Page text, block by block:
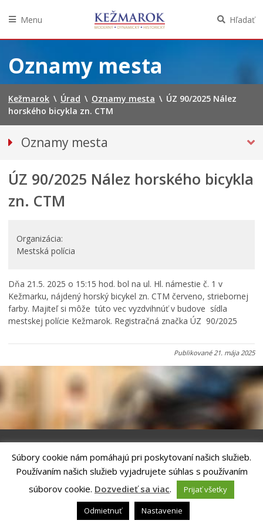
obsah
Menu Hľadať
Oznamy mesta
Kežmarok \ Úrad \ Oznamy mesta \ ÚZ 90/2025 Nález
horského bicykla zn. CTM
Oznamy mesta
BEZPEČNOSŤ
STRATY A NÁLEZY
Kultúra, šport a propagácia
Rodina, život, bývanie
Školstvo
Stavby, prenájmy a pozemky
Zamestnanie v samospráve
ÚZ 90/2025 Nález horského bicykla
zn. CTM
Organizácia
Mestská polícia
Dňa 21.5. 2025 o 15:15 hod. bol na ul. Hl. námestie č. 1 v
Kežmarku, nájdený horský bicykel zn. CTM červeno, striebornej
farby. Majiteľ si môže túto vec vyzdvihnúť v budove sídla
mestskej polície Kežmarok. Registračná značka ÚZ 90/2025
Publikované21. mája 2025
Riešenie ANTIK SMART CITY
| Technický prevádzkovateľ – MVI
Technology, s.r.o.
Správca webového sídla: Mesto Kežmarok, Hlavné námestie, 060 01
Kežmarok, tel.: +421524660111
podatelna@kezmarok.sk,|Vyhlásenie o prístupnosti
Ochrana osobných údajov
Súbory cookie nám pomáhajú pri poskytovaní našich služieb.
Používaním našich služieb vyjadrujete súhlas s používaním
súborov cookie. Dozvedieť sa viac.
Prijať všetky
Odmietnuť
Nastavenie